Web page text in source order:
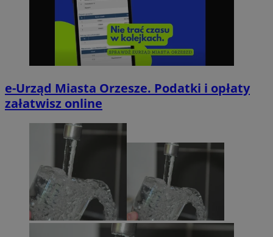
e-Urząd Miasta Orzesze. Podatki i opłaty
załatwisz online